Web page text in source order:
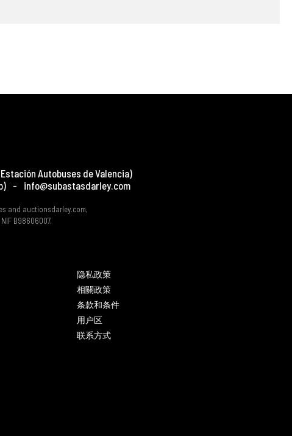
Autobuses de Valencia)
- info@subastasdarley.com
and auctionsdarley.com,
B98606007.
隐私政策
相關政策
条款和条件
用户区
联系方式